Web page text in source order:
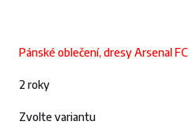
Pánské oblečení, dresy Arsenal FC
2 roky
Zvolte variantu